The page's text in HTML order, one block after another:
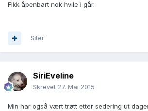
Fikk åpenbart nok hvile i går.
Siter
SiriEveline
Skrevet 27. Mai 2015
Min har også vært trøtt etter sedering ut